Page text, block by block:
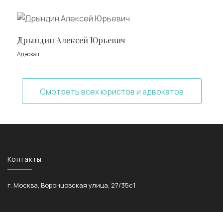
Дрындин Алексей Юрьевич
Адвокат
Смотреть всех юристов и адвокатов
Контакты
г. Москва, Воронцовская улица, 27/35с1